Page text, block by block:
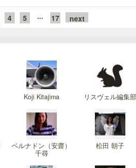
4 5 ··· 17
next
Koji Kitajima リスヴェル編集部
ベルナドン（安齋）
千尋
松田 朝子